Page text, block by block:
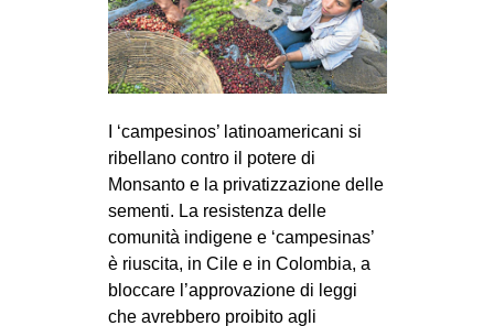
I ‘campesinos’ latinoamericani si
ribellano contro il potere di
Monsanto e la privatizzazione delle
sementi. La resistenza delle
comunità indigene e ‘campesinas’
è riuscita, in Cile e in Colombia, a
bloccare l’approvazione di leggi
che avrebbero proibito agli